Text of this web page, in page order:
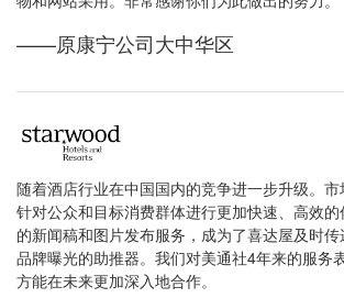
——原康宁公司大中华区
随着酒店行业在中国国内的竞争进一步升级。
针对公众和目标消费群体进行更加快速、高效
的新闻稿和图片发布服务，成为了喜达屋及时
品牌曝光的助推器。我们对美通社4年来的服务
方能在未来更加深入地合作。